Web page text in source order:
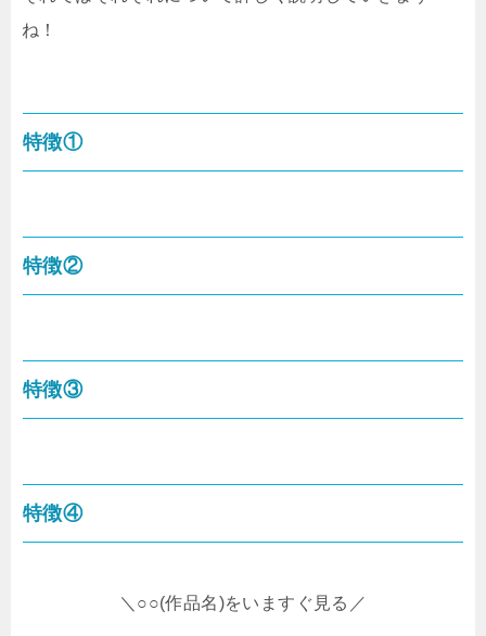
ね！
特徴①
特徴②
特徴③
特徴④
＼○○(作品名)をいますぐ見る／